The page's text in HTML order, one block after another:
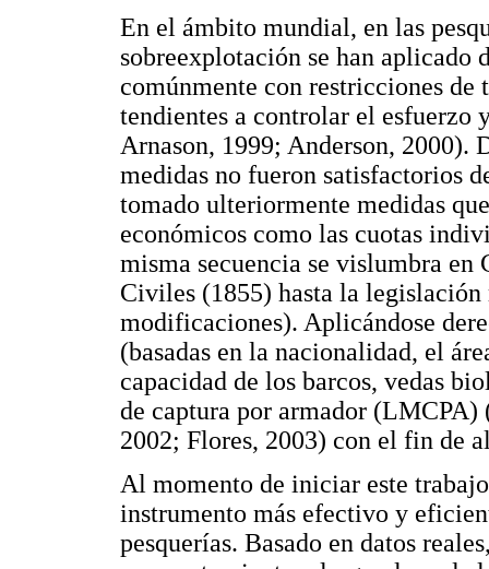
En el ámbito mundial, en las
sobreexplotación se han aplicado
comúnmente con restricciones
tendientes a controlar el
Arnason, 1999; Anderson, 2000).
medidas no fueron satisfactorios
tomado ulteriormente medidas
económicos como las cuotas
misma secuencia se vislumbra
Civiles (1855) hasta la
modificaciones). Aplicándose
(basadas en la nacionalidad, el
capacidad de los barcos, vedas
de captura por armador
2002; Flores, 2003) con el fin de
Al momento de iniciar este
instrumento más efectivo y
pesquerías. Basado en datos